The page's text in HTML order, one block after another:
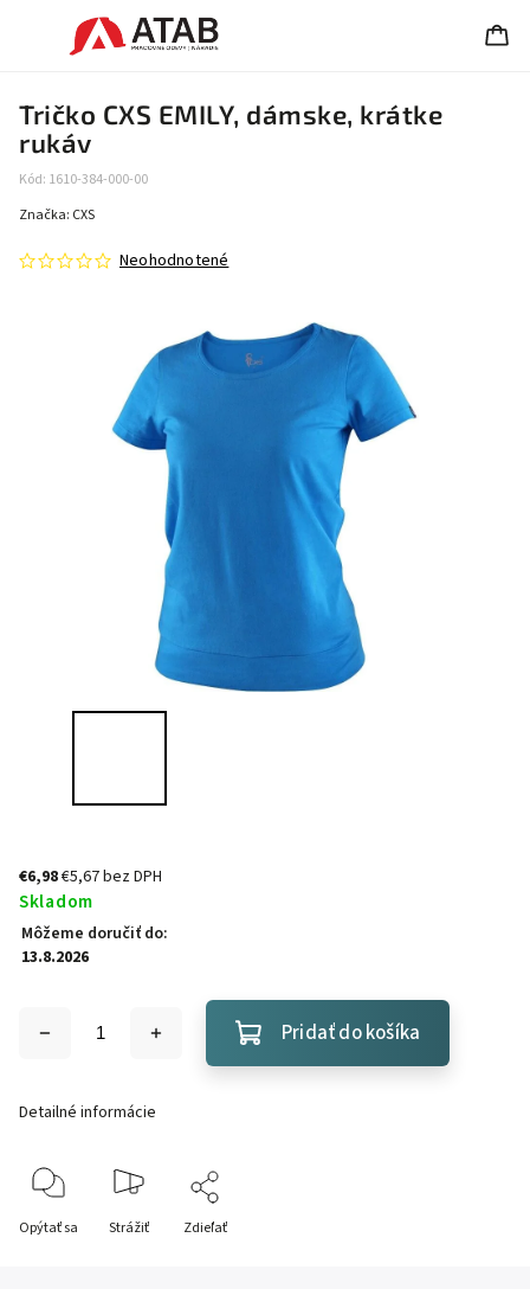
Tričko CXS EMILY, dámske, krátke
rukáv
Kód: 1610-384-000-00
Neohodnotené
Značka: CXS
€6,98€5,67 bez DPH
Skladom
Môžeme doručiť do:
13.8.2026
Pridať do košíka
Detailné informácie
Opýtať sa Strážiť Zdieľať